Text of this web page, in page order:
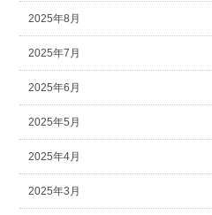
2025年8月
2025年7月
2025年6月
2025年5月
2025年4月
2025年3月